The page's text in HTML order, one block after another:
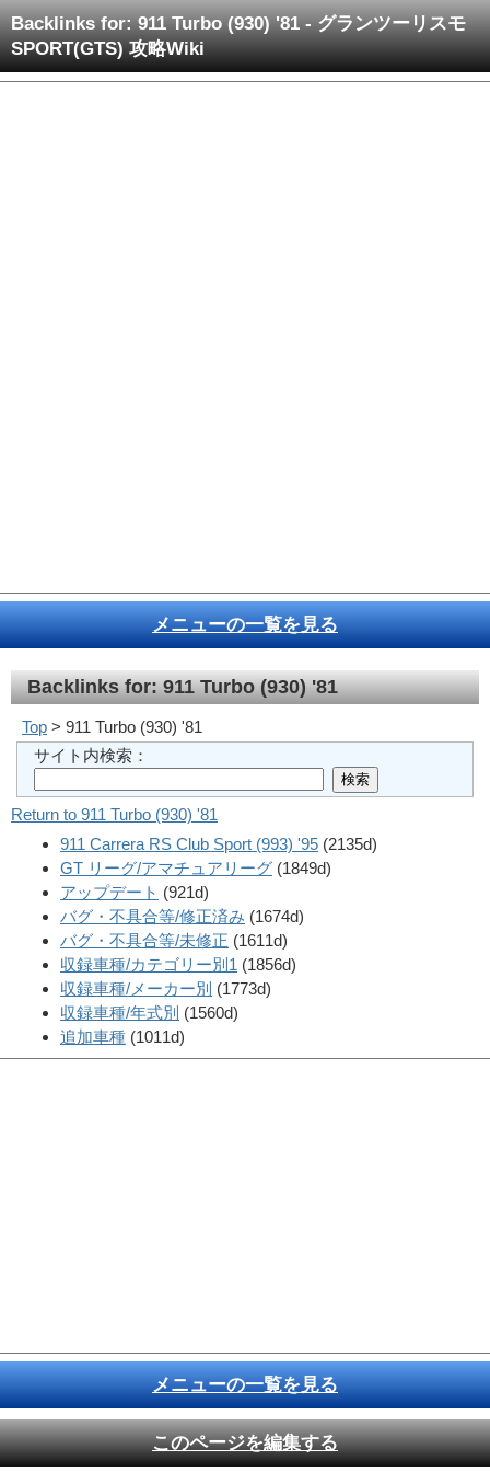
Backlinks for: 911 Turbo (930) '81 - グランツーリスモ
SPORT(GTS) 攻略Wiki
メニューの一覧を見る
Backlinks for: 911 Turbo (930) '81
Top > 911 Turbo (930) '81
サイト内検索：
Return to 911 Turbo (930) '81
911 Carrera RS Club Sport (993) '95 (2135d)
GT リーグ/アマチュアリーグ (1849d)
アップデート (921d)
バグ・不具合等/修正済み (1674d)
バグ・不具合等/未修正 (1611d)
収録車種/カテゴリー別1 (1856d)
収録車種/メーカー別 (1773d)
収録車種/年式別 (1560d)
追加車種 (1011d)
メニューの一覧を見る
このページを編集する